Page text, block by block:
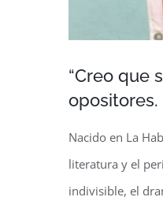
“Creo que
opositores.
Nacido en La
literatura y el
indivisible, el